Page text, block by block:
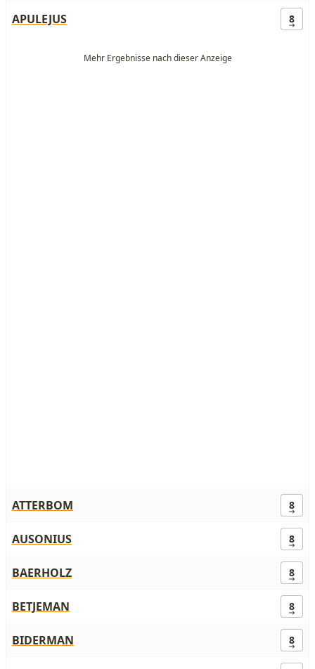
APULEJUS 8
ATTERBOM 8
AUSONIUS 8
BAERHOLZ 8
BETJEMAN 8
BIDERMAN 8